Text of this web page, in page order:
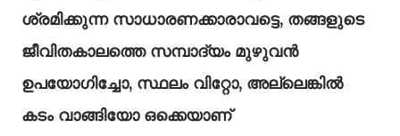
ശ്രമിക്കുന്ന സാധാരണക്കാരാവട്ടെ, തങ്ങളുടെ
ജീവിതകാലത്തെ സമ്പാദ്യം മുഴുവൻ
ഉപയോഗിച്ചോ, സ്ഥലം വിറ്റോ, അല്ലെങ്കിൽ
കടം വാങ്ങിയോ ഒക്കെയാണ്